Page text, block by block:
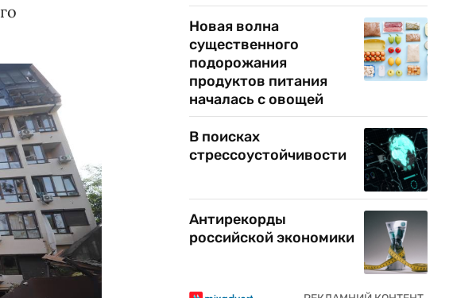
Новая волна
существенного
подорожания
продуктов питания
началась с овощей
В поисках
стрессоустойчивости
Антирекорды
российской экономики